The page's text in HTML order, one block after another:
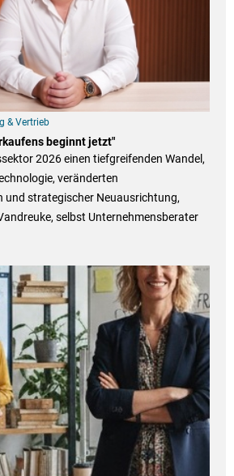
& Vertrieb
beginnt jetzt"
2026 einen tiefgreifenden Wandel,
veränderten
und strategischer Neuausrichtung,
selbst Unternehmensberater